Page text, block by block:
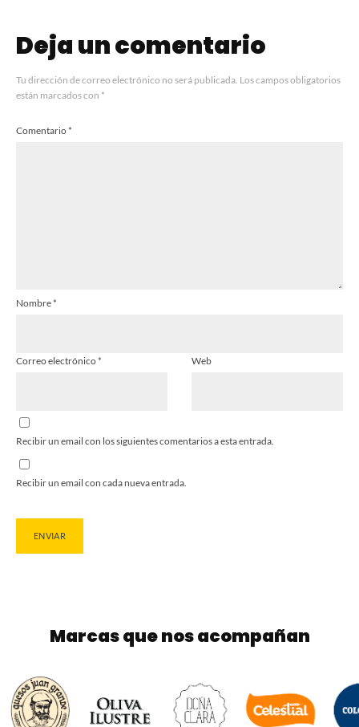
Deja un comentario
Tu dirección de correo electrónico no será publicada. Los campos obligatorios
están marcados con *
Comentario*
Nombre*
Correo electrónico* Web
Recibir un email con los siguientes comentarios a esta entrada.
Recibir un email con cada nueva entrada.
Marcas que nos acompañan